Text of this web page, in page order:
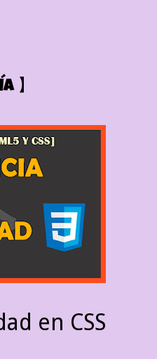
】
en CSS